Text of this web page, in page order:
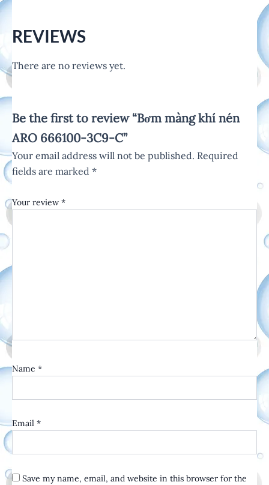
REVIEWS
There are no reviews yet.
Be the first to review “Bơm màng khí nén
ARO 666100-3C9-C”
Your email address will not be published. Required
fields are marked *
Your review *
Name *
Email *
Save my name, email, and website in this browser for the